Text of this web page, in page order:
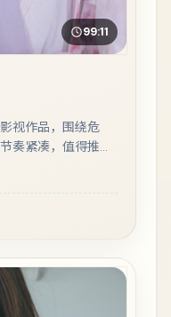
99:11
视作品，围绕危
奏紧凑，值得推荐